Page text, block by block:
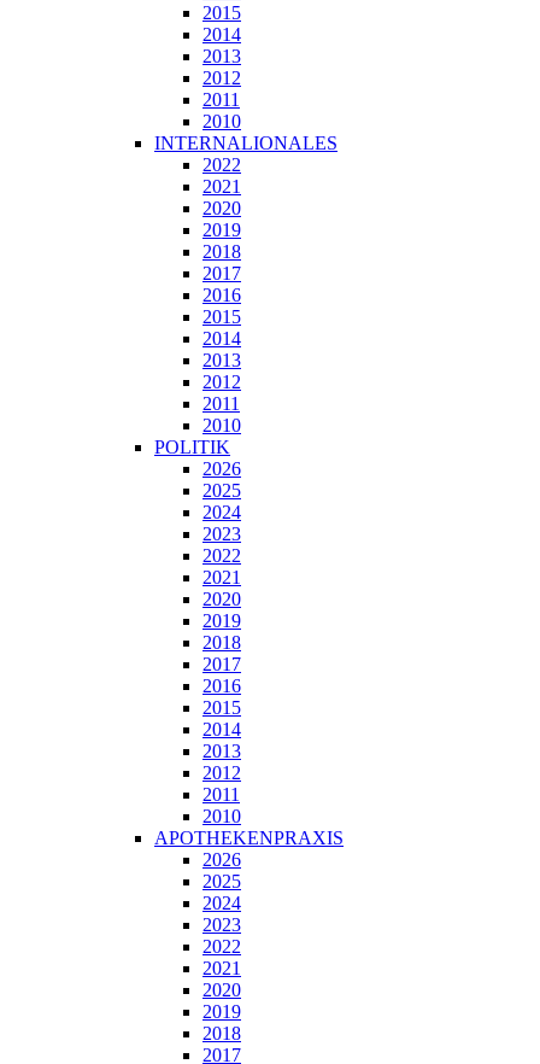
2015
2014
2013
2012
2011
2010
INTERNALIONALES
2022
2021
2020
2019
2018
2017
2016
2015
2014
2013
2012
2011
2010
POLITIK
2026
2025
2024
2023
2022
2021
2020
2019
2018
2017
2016
2015
2014
2013
2012
2011
2010
APOTHEKENPRAXIS
2026
2025
2024
2023
2022
2021
2020
2019
2018
2017